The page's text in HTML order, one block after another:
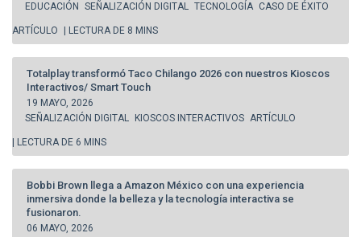
EDUCACIÓN
SEÑALIZACIÓN DIGITAL TECNOLOGÍA CASO DE ÉXITO
ARTÍCULO | LECTURA DE 8 MINS
Totalplay transformó Taco Chilango 2026 con nuestros Kioscos
Interactivos/ Smart Touch
19 MAYO, 2026
SEÑALIZACIÓN DIGITAL
KIOSCOS INTERACTIVOS ARTÍCULO
| LECTURA DE 6 MINS
Bobbi Brown llega a Amazon México con una experiencia
inmersiva donde la belleza y la tecnología interactiva se
fusionaron.
06 MAYO, 2026